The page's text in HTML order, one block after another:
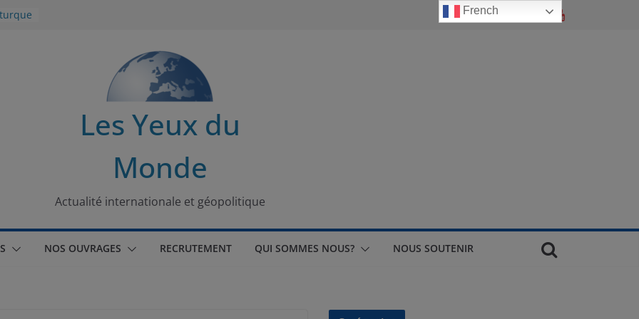
Les Yeux du
Monde
Actualité internationale et géopolitique
NOS OUVRAGES RECRUTEMENT QUI SOMMES NOUS? NOUS SOUTENIR
French